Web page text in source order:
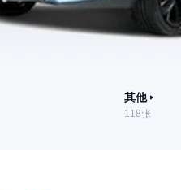
其他
118张